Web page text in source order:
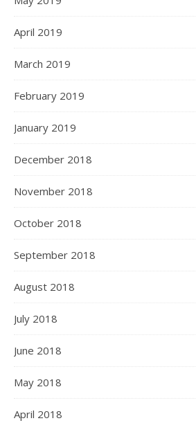
April 2019
March 2019
February 2019
January 2019
December 2018
November 2018
October 2018
September 2018
August 2018
July 2018
June 2018
May 2018
April 2018